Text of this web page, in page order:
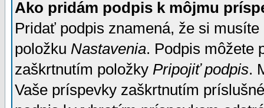
Ako pridám podpis k môjmu
Pridať podpis znamená, že si
položku Nastavenia. Podpis môžete
zaškrtnutím položky Pripojiť podpis.
Vaše príspevky zaškrtnutím